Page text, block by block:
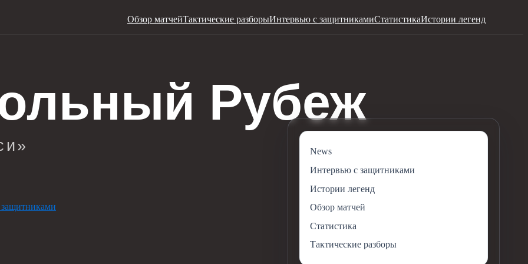
Обзор матчейТактические разборыИнтервью с защитникамиСтатистикаИстории легенд
News
Интервью с защитниками
Истории легенд
Обзор матчей
Статистика
Тактические разборы